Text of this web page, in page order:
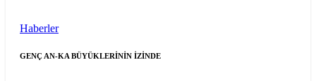
Haberler
GENÇ AN-KA BÜYÜKLERİNİN İZİNDE